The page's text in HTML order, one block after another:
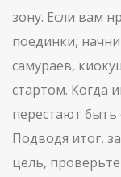
зону. Если вам
поединки,
самураев,
стартом. Когда
перестают быть
Подводя итог,
цель,